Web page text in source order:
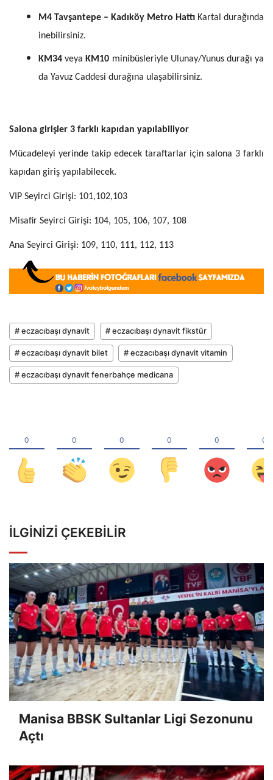
M4 Tavşantepe – Kadıköy Metro Hattı Kartal durağında
inebilirsiniz.
KM34 veya KM10 minibüsleriyle Ulunay/Yunus durağı ya
da Yavuz Caddesi durağına ulaşabilirsiniz.
Salona girişler 3 farklı kapıdan yapılabiliyor
Mücadeleyi yerinde takip edecek taraftarlar için salona 3 farklı
kapıdan giriş yapılabilecek.
VIP Seyirci Girişi: 101,102,103
Misafir Seyirci Girişi: 104, 105, 106, 107, 108
Ana Seyirci Girişi: 109, 110, 111, 112, 113
# eczacıbaşı dynavit # eczacıbaşı dynavit fikstür
# eczacıbaşı dynavit bilet # eczacıbaşı dynavit vitamin
# eczacıbaşı dynavit fenerbahçe medicana
İLGINIZI ÇEKEBILIR
Manisa BBSK Sultanlar Ligi Sezonunu
Açtı